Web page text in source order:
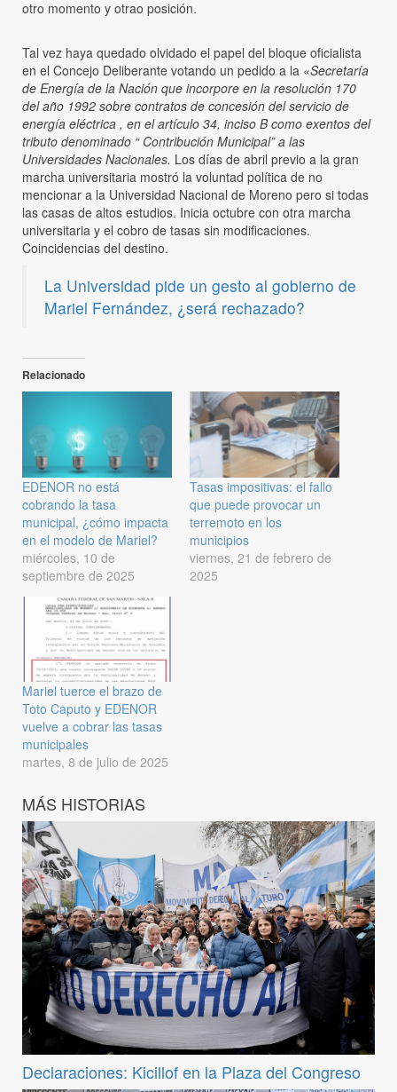
otro momento y otrao posición.
Tal vez haya quedado olvidado el papel del bloque oficialista
en el Concejo Deliberante votando un pedido a la «Secretaría
de Energía de la Nación que incorpore en la resolución 170
del año 1992 sobre contratos de concesión del servicio de
energía eléctrica , en el artículo 34, inciso B como exentos del
tributo denominado “ Contribución Municipal” a las
Universidades Nacionales. Los días de abril previo a la gran
marcha universitaria mostró la voluntad política de no
mencionar a la Universidad Nacional de Moreno pero si todas
las casas de altos estudios. Inicia octubre con otra marcha
universitaria y el cobro de tasas sin modificaciones.
Coincidencias del destino.
La Universidad pide un gesto al gobierno de
Mariel Fernández, ¿será rechazado?
Relacionado
EDENOR no está
cobrando la tasa
municipal, ¿cómo impacta
en el modelo de Mariel?
miércoles, 10 de
septiembre de 2025
Tasas impositivas: el fallo
que puede provocar un
terremoto en los
municipios
viernes, 21 de febrero de
2025
Mariel tuerce el brazo de
Toto Caputo y EDENOR
vuelve a cobrar las tasas
municipales
martes, 8 de julio de 2025
MÁS HISTORIAS
Declaraciones: Kicillof en la Plaza del Congreso